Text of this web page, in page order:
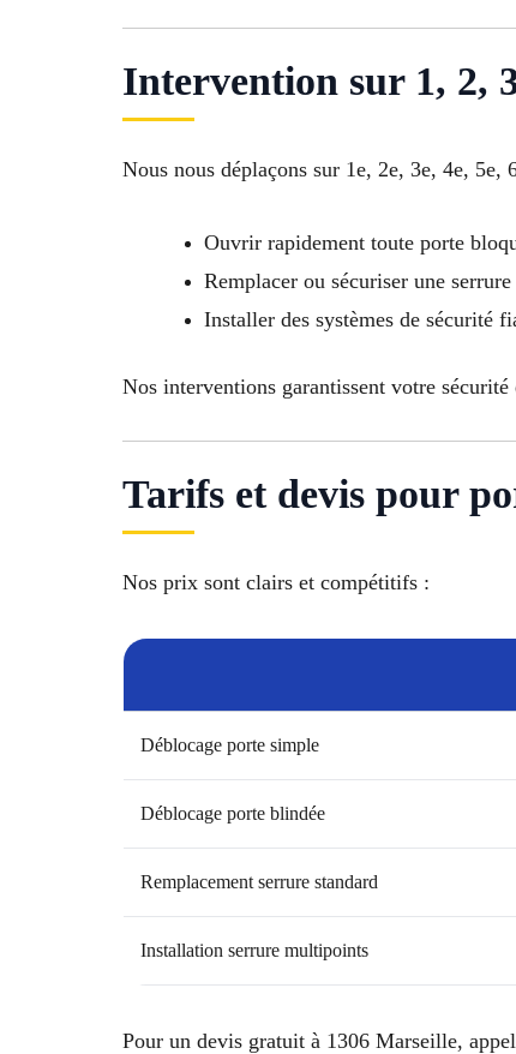
Intervention sur 1, 2,
Nous nous déplaçons sur 1e, 2e, 3e, 4e, 5e,
Ouvrir rapidement toute porte
Remplacer ou sécuriser une
Installer des systèmes de sécurité
Nos interventions garantissent votre
Tarifs et devis pour
Nos prix sont clairs et compétitifs :
Déblocage porte simple
Déblocage porte blindée
Remplacement serrure standard
Installation serrure multipoints
Pour un devis gratuit à 1306 Marseille,